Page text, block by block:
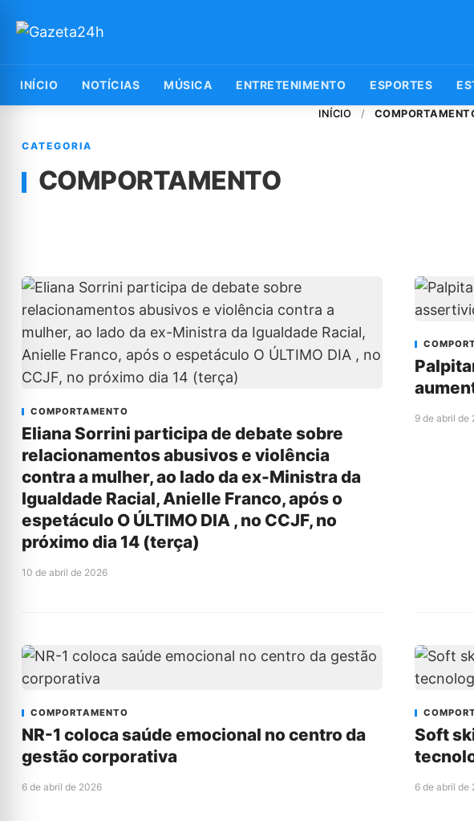
INÍCIO NOTÍCIAS MÚSICA ENTRETENIMENTO ESPORTES
INÍCIO /
CATEGORIA
COMPORTAMENTO
COMPORTAMENTO
Eliana Sorrini participa de debate sobre
relacionamentos abusivos e violência
contra a mulher, ao lado da ex-Ministra da
Igualdade Racial, Anielle Franco, após o
espetáculo O ÚLTIMO DIA , no CCJF, no
próximo dia 14 (terça)
10 de abril de 2026
9 de abril de
COMPORTAMENTO
NR-1 coloca saúde emocional no centro da
gestão corporativa
6 de abril de 2026
Soft
6 de abril de